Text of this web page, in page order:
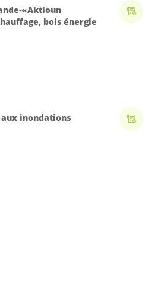
«Aktioun
bois énergie
inondations